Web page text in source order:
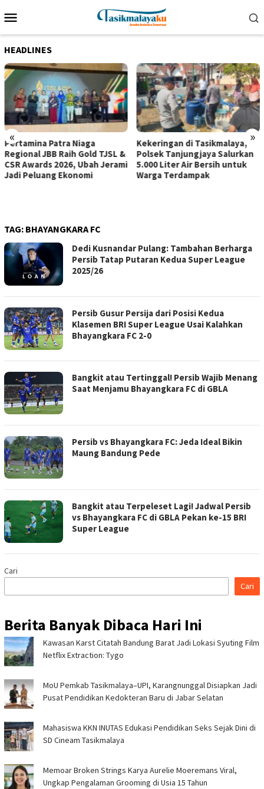
ke
Mobile
HEADLINES
« »
Pertamina Patra Niaga
Regional JBB Raih Gold TJSL &
CSR Awards 2026, Ubah Jerami
Jadi Peluang Ekonomi
Kekeringan di Tasikmalaya,
Polsek Tanjungjaya Salurkan
5.000 Liter Air Bersih untuk
Warga Terdampak
TAG: BHAYANGKARA FC
Dedi Kusnandar Pulang: Tambahan Berharga
Persib Tatap Putaran Kedua Super League
2025/26
Persib Gusur Persija dari Posisi Kedua
Klasemen BRI Super League Usai Kalahkan
Bhayangkara FC 2-0
Bangkit atau Tertinggal! Persib Wajib Menang
Saat Menjamu Bhayangkara FC di GBLA
Persib vs Bhayangkara FC: Jeda Ideal Bikin
Maung Bandung Pede
Bangkit atau Terpeleset Lagi! Jadwal Persib
vs Bhayangkara FC di GBLA Pekan ke-15 BRI
Super League
Cari
Cari
Berita Banyak Dibaca Hari Ini
Kawasan Karst Citatah Bandung Barat Jadi Lokasi Syuting Film
Netflix Extraction: Tygo
MoU Pemkab Tasikmalaya–UPI, Karangnunggal Disiapkan Jadi
Pusat Pendidikan Kedokteran Baru di Jabar Selatan
Mahasiswa KKN INUTAS Edukasi Pendidikan Seks Sejak Dini di
SD Cineam Tasikmalaya
Memoar Broken Strings Karya Aurelie Moeremans Viral,
Ungkap Pengalaman Grooming di Usia 15 Tahun